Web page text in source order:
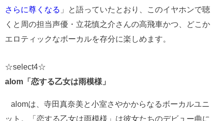
さらに尊くなる 」と語っていたとおり、このイヤホンで聴
くと周の担当声優・立花慎之介さんの高飛車かつ、どこか
エロティックなボーカルを存分に楽しめます。
☆select4☆
alom「恋する乙女は雨模様」
alomは、寺田真奈美と小室さやかからなるボーカルユニ
ット。「恋する乙女は雨模様」は彼女たちのデビュー曲に